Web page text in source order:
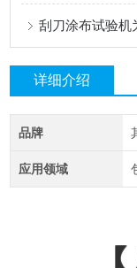
刮刀涂布试验机
详细介绍
品牌
应用领域